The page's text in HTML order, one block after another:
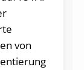
von